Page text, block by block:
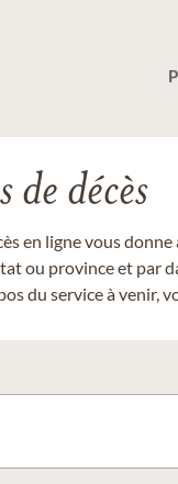
décès
en ligne vous
ou province et par
du service à venir,